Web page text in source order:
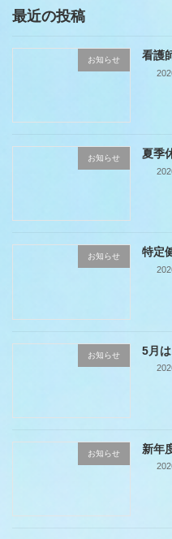
最近の投稿
お知らせ 看護
お知らせ 夏季
お知らせ 特定
お知らせ 5月
お知らせ 新年